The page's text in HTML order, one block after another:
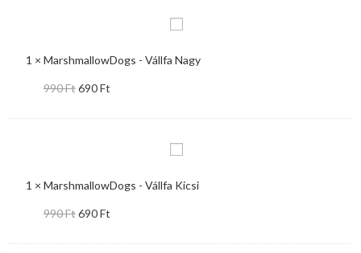
1 ×MarshmallowDogs - Vállfa Nagy
990Ft690Ft
1 ×MarshmallowDogs - Vállfa Kicsi
990Ft690Ft